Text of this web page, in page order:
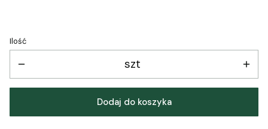
Ilość
szt
Dodaj do koszyka